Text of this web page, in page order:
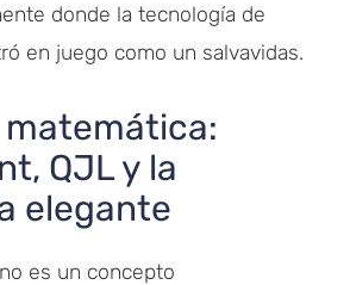
donde la tecnología de
en juego como un salvavidas.
matemática:
QJL y la
elegante
es un concepto